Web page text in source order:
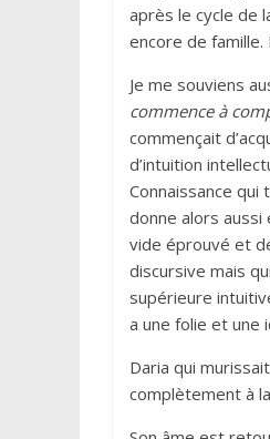
après le cycle de
encore de
Je me souviens
commence à
commençait
d’intuition
Connaissance
donne alors
vide éprouvé et
discursive mais
supérieure
a une folie et une
Daria qui
complètement à